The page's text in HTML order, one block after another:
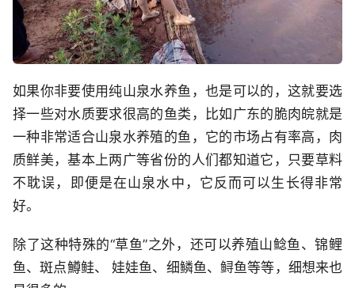
如果你非要使用纯山泉水养鱼，也是可以的，这就要选
择一些对水质要求很高的鱼类，比如广东的脆肉皖就是
一种非常适合山泉水养殖的鱼，它的市场占有率高，肉
质鲜美，基本上两广等省份的人们都知道它，只要草料
不耽误，即便是在山泉水中，它反而可以生长得非常
好。
除了这种特殊的“草鱼”之外，还可以养殖山鲶鱼、锦鲤
鱼、斑点鱒鲑、 娃娃鱼、细鳞鱼、鲟鱼等等，细想来也